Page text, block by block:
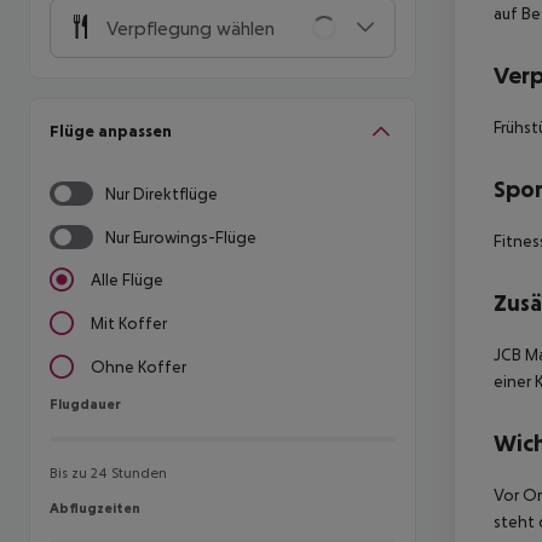
Verpflegung wählen
Flüge anpassen
Nur Direktflüge
Nur Eurowings-Flüge
Alle Flüge
Mit Koffer
Ohne Koffer
Flugdauer
Flugdauer
Bis zu 24 Stunden
Abflugzeiten
Abflugzeiten
auf
JCB
einer
Vor
steht